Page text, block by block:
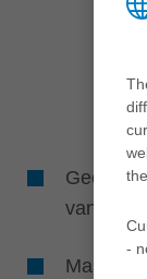
Geen
van
Maar
-